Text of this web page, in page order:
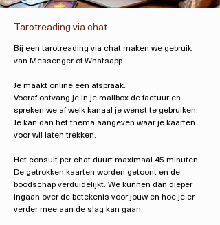
Tarotreading via chat
Bij een tarotreading via chat maken we gebruik
van Messenger of Whatsapp.
Je maakt online een afspraak.
Vooraf ontvang je in je mailbox de factuur en
spreken we af welk kanaal je wenst te gebruiken.
Je kan dan het thema aangeven waar je kaarten
voor wil laten trekken.
Het consult per chat duurt maximaal 45 minuten.
De getrokken kaarten worden getoont en de
boodschap verduidelijkt. We kunnen dan dieper
ingaan over de betekenis voor jouw en hoe je er
verder mee aan de slag kan gaan.